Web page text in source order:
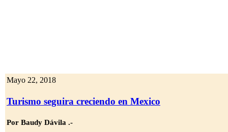
Mayo 22, 2018
Turismo seguira creciendo en Mexico
Por Baudy Dávila .-